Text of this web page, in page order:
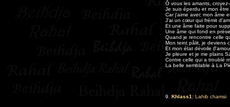
Ô vous les amants, croyez-
Je suis éperdu et mon
Car j'aime avec mon âme
J'ai un cœur qui frémit
Et une âme faite pour
Une âme qui fond en
Quand je rencontre celle
Mon teint pâlit, je deviens
Et mon état dévoile
Je pleure et je me plains
Contre celle qui a troublé
La belle semblable à La
9. Khlass1: Lahib chamsi